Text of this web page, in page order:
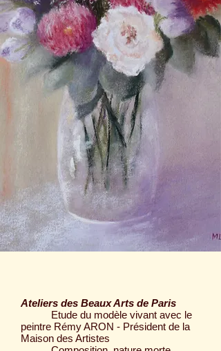
Ateliers des Beaux Arts de Paris
Etude du modèle vivant avec le
peintre Rémy ARON - Président de la
Maison des Artistes